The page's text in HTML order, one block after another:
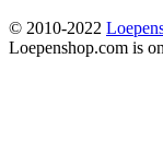
© 2010-2022
Loepenshop.com is